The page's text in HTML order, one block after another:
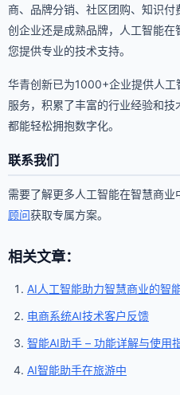
商、品牌分销、社区团购、知识
创企业还是成熟品牌，人工智能
您提供专业的技术支持。
华青创新已为1000+企业提供人
服务，积累了丰富的行业经验和
都能轻松拥抱数字化。
联系我们
需要了解更多人工智能在智慧商业
顾问获取专属方案。
相关文章：
AI人工智能助力智慧商业的智
电商系统AI技术客户反馈
智能AI助手 – 功能详解与使用
AI智能助手在旅游中